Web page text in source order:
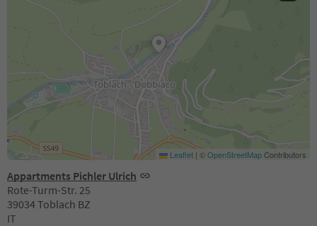
Appartments Pichler Ulrich
Rote-Turm-Str. 25
39034 Toblach BZ
IT
Leaflet | ©OpenStreetMapContributors